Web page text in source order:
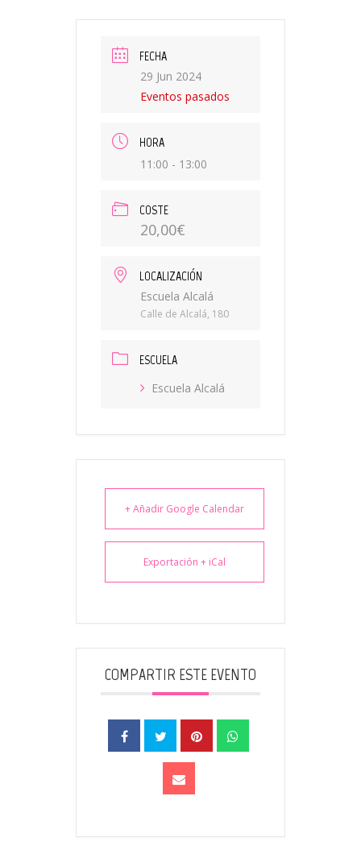
FECHA
29 Jun 2024
Eventos pasados
HORA
11:00 - 13:00
COSTE
20,00€
LOCALIZACIÓN
Escuela Alcalá
Calle de Alcalá, 180
ESCUELA
Escuela Alcalá
+ Añadir Google Calendar
Exportación + iCal
COMPARTIR ESTE EVENTO